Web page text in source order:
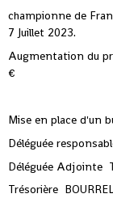
championne de
7 Juillet 2023.
Augmentation du
€
Mise en place d'un
Déléguée
Déléguée Adjointe
Trésorière